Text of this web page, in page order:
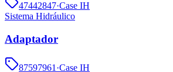
47442847·Case IH
Sistema Hidráulico
Adaptador
87597961 ·Case IH